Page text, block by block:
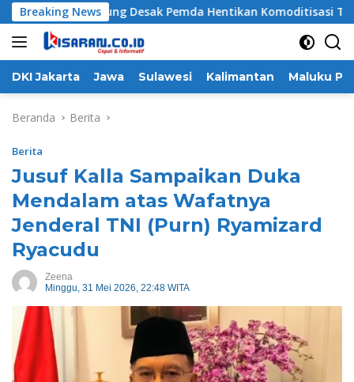
Langsung
ke
konten
Breaking News
To Manurung Desak Pemda Hentikan Komoditisasi Tanah
DKI Jakarta Jawa Sulawesi Kalimantan Maluku
Beranda Berita
Berita
Jusuf Kalla Sampaikan Duka
Mendalam atas Wafatnya
Jenderal TNI (Purn) Ryamizard
Ryacudu
Zeena
Minggu, 31 Mei 2026, 22:48 WITA